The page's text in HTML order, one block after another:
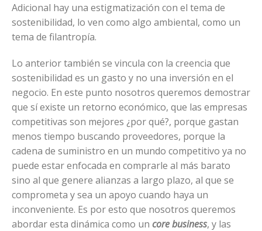
Adicional hay una estigmatización con el tema de
sostenibilidad, lo ven como algo ambiental, como un
tema de filantropía.
Lo anterior también se vincula con la creencia que
sostenibilidad es un gasto y no una inversión en el
negocio. En este punto nosotros queremos demostrar
que sí existe un retorno económico, que las empresas
competitivas son mejores ¿por qué?, porque gastan
menos tiempo buscando proveedores, porque la
cadena de suministro en un mundo competitivo ya no
puede estar enfocada en comprarle al más barato
sino al que genere alianzas a largo plazo, al que se
comprometa y sea un apoyo cuando haya un
inconveniente. Es por esto que nosotros queremos
abordar esta dinámica como un core business, y las